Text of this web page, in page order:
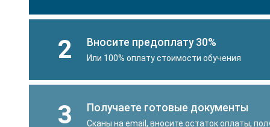
2 Вносите предоплату 30%
Или 100% оплату стоимости обучения
3 Получаете готовые документы
Сканы на email, вносите остаток оплаты,